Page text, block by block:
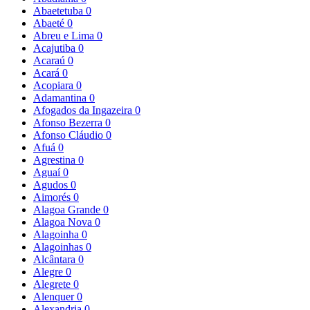
Abaetetuba 0
Abaeté 0
Abreu e Lima 0
Acajutiba 0
Acaraú 0
Acará 0
Acopiara 0
Adamantina 0
Afogados da Ingazeira 0
Afonso Bezerra 0
Afonso Cláudio 0
Afuá 0
Agrestina 0
Aguaí0
Agudos 0
Aimorés 0
Alagoa Grande 0
Alagoa Nova 0
Alagoinha 0
Alagoinhas 0
Alcântara 0
Alegre 0
Alegrete 0
Alenquer0